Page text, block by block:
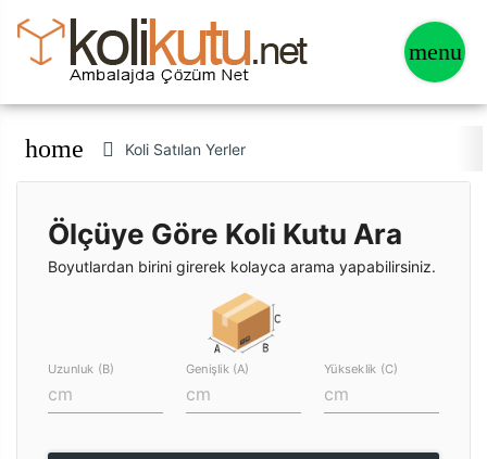
home Koli Satılan Yerler
Ölçüye Göre Koli Kutu Ara
Boyutlardan birini girerek kolayca arama yapabilirsiniz.
Uzunluk (B) Genişlik (A) Yükseklik (C)